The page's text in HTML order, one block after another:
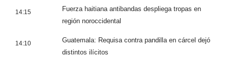
14:15
Fuerza haitiana antibandas despliega tropas en
región noroccidental
14:10
Guatemala: Requisa contra pandilla en cárcel dejó
distintos ilícitos